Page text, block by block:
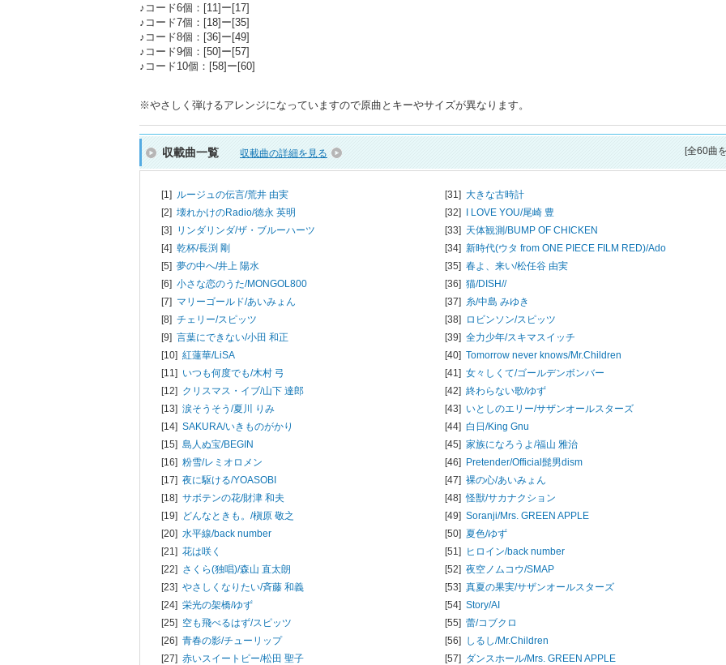
♪コード6個：[11]ー[17]
♪コード7個：[18]ー[35]
♪コード8個：[36]ー[49]
♪コード9個：[50]ー[57]
♪コード10個：[58]ー[60]
※やさしく弾けるアレンジになっていますので原曲とキーやサイズが異なります。
収載曲一覧 収載曲の詳細を見る [全60曲
[1] ルージュの伝言/荒井 由実
[2] 壊れかけのRadio/徳永 英明
[3] リンダリンダ/ザ・ブルーハーツ
[4] 乾杯/長渕 剛
[5] 夢の中へ/井上 陽水
[6] 小さな恋のうた/MONGOL800
[7] マリーゴールド/あいみょん
[8] チェリー/スピッツ
[9] 言葉にできない/小田 和正
[10] 紅蓮華/LiSA
[11] いつも何度でも/木村 弓
[12] クリスマス・イブ/山下 達郎
[13] 涙そうそう/夏川 りみ
[14] SAKURA/いきものがかり
[15] 島人ぬ宝/BEGIN
[16] 粉雪/レミオロメン
[17] 夜に駆ける/YOASOBI
[18] サボテンの花/財津 和夫
[19] どんなときも。/槇原 敬之
[20] 水平線/back number
[21] 花は咲く
[22] さくら(独唱)/森山 直太朗
[23] やさしくなりたい/斉藤 和義
[24] 栄光の架橋/ゆず
[25] 空も飛べるはず/スピッツ
[26] 青春の影/チューリップ
[27] 赤いスイートピー/松田 聖子
[31] 大きな古時計
[32] I LOVE YOU/尾崎 豊
[33] 天体観測/BUMP OF CHICKEN
[34] 新時代(ウタ from ONE PIECE FILM RED)/Ado
[35] 春よ、来い/松任谷 由実
[36] 猫/DISH//
[37] 糸/中島 みゆき
[38] ロビンソン/スピッツ
[39] 全力少年/スキマスイッチ
[40] Tomorrow never knows/Mr.Children
[41] 女々しくて/ゴールデンボンバー
[42] 終わらない歌/ゆず
[43] いとしのエリー/サザンオールスターズ
[44] 白日/King Gnu
[45] 家族になろうよ/福山 雅治
[46] Pretender/Official髭男dism
[47] 裸の心/あいみょん
[48]怪獣/サカナクション
[49] Soranji/Mrs. GREEN APPLE
[50] 夏色/ゆず
[51] ヒロイン/back number
[52] 夜空ノムコウ/SMAP
[53] 真夏の果実/サザンオールスターズ
[54] Story/AI
[55] 蕾/コブクロ
[56] しるし/Mr.Children
[57] ダンスホール/Mrs. GREEN APPLE